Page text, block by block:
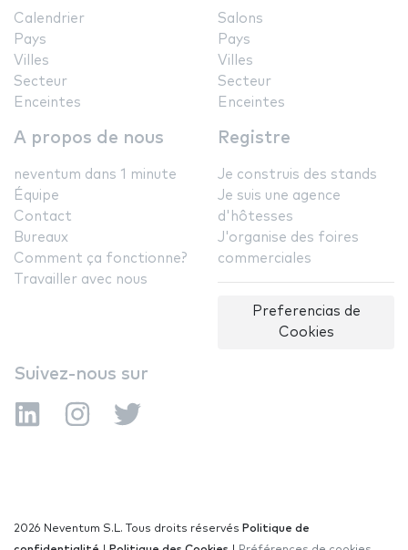
Calendrier
Pays
Villes
Secteur
Enceintes
Salons
Pays
Villes
Secteur
Enceintes
A propos de nous
neventum dans 1 minute
Équipe
Contact
Bureaux
Comment ça fonctionne?
Travailler avec nous
Registre
Je construis des stands
Je suis une agence
d'hôtesses
J'organise des foires
commerciales
Preferencias de
Cookies
Suivez-nous sur
2026 Neventum S.L. Tous droits réservés Politique de